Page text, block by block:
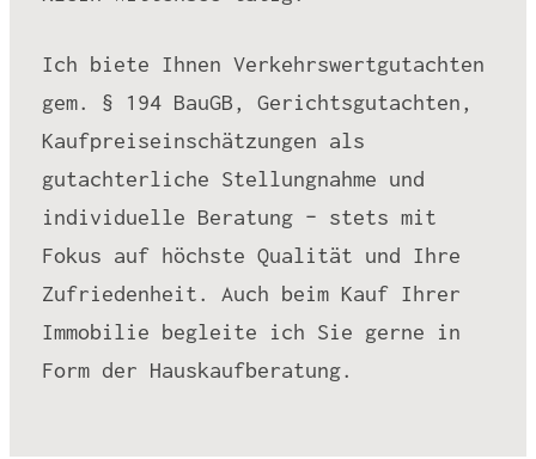
Ich biete Ihnen Verkehrswertgutachten
gem. § 194 BauGB, Gerichtsgutachten,
Kaufpreiseinschätzungen als
gutachterliche Stellungnahme und
individuelle Beratung – stets mit
Fokus auf höchste Qualität und Ihre
Zufriedenheit. Auch beim Kauf Ihrer
Immobilie begleite ich Sie gerne in
Form der Hauskaufberatung.